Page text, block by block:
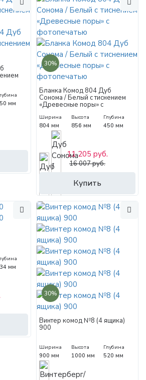
мм
30%
Бланка Комод 804 Дуб
Сонома / Белый с тиснением
«Древесные поры» с
Ширина
804 мм
Высота
856 мм
Глубина
450 мм
Купить
11 205 руб.
16 007 руб.
мм
30%
Винтер комод №8 (4 ящика)
900
Ширина
900 мм
Высота
1000 мм
Глубина
520 мм